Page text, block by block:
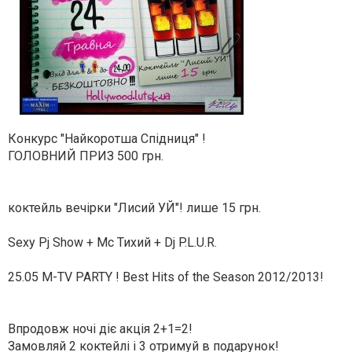
Конкурс "Найкоротша Спідниця" !
ГОЛОВНИЙ ПРИЗ 500 грн.
коктейль вечірки "Лисий УЙ"! лише 15 грн.
Sexy Pj Show + Mc Тихий + Dj P.L.U.R.
25.05 M-TV PARTY ! Best Hits of the Season 2012/2013!
Впродовж ночі діє акція 2+1=2!
Замовляй 2 коктейлі і 3 отримуй в подарунок!